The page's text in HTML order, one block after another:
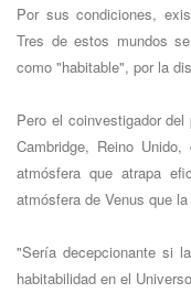
Por sus condiciones,
Tres de estos mundos
como "habitable", por la
Pero el coinvestigador
Cambridge, Reino
atmósfera que atrapa
atmósfera de Venus que
"Sería decepcionante si
habitabilidad en el